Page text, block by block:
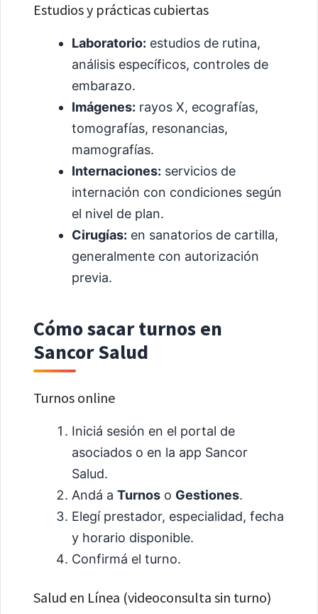
Estudios y prácticas cubiertas
Laboratorio: estudios de rutina,
análisis específicos, controles de
embarazo.
Imágenes: rayos X, ecografías,
tomografías, resonancias,
mamografías.
Internaciones: servicios de
internación con condiciones según
el nivel de plan.
Cirugías: en sanatorios de cartilla,
generalmente con autorización
previa.
Cómo sacar turnos en
Sancor Salud
Turnos online
Iniciá sesión en el portal de
asociados o en la app Sancor
Salud.
Andá a Turnos o Gestiones.
Elegí prestador, especialidad, fecha
y horario disponible.
Confirmá el turno.
Salud en Línea (videoconsulta sin turno)